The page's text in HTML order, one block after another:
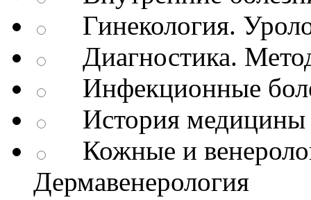
Гинекология.
Диагностика.
Инфекционные
История медицины
Кожные и
Дермавенерология